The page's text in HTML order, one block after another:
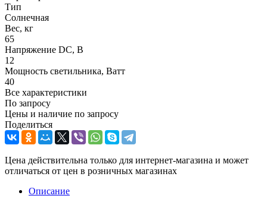
Тип
Солнечная
Вес, кг
65
Напряжение DC, В
12
Мощность светильника, Ватт
40
Все характеристики
По запросу
Цены и наличие по запросу
Поделиться
Цена действительна только для интернет-магазина и может
отличаться от цен в розничных магазинах
Описание